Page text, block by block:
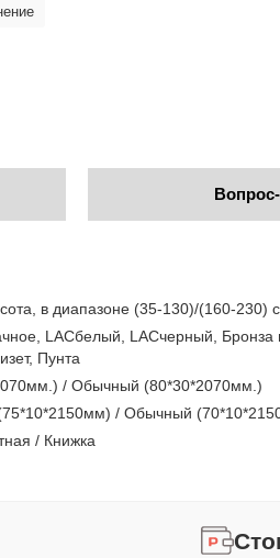
в диапазоне (35-130)/(160-230)
LACбелый, LACчерный, Бронза
Пунта
/ Обычный (80*30*2070мм.)
(75*10*2150мм) / Обычный
/ Книжка